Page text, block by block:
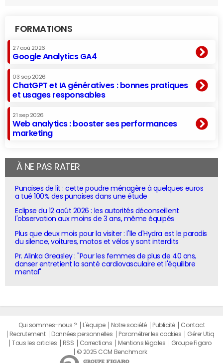
FORMATIONS
27 aoû 2026
Google Analytics GA4
03 sep 2026
ChatGPT et IA génératives : bonnes pratiques
et usages responsables
21 sep 2026
Web analytics : booster ses performances
marketing
À NE PAS RATER
Punaises de lit : cette poudre ménagère à quelques euros
a tué 100% des punaises dans une étude
Eclipse du 12 août 2026 : les autorités déconseillent
l'observation aux moins de 3 ans, même équipés
Plus que deux mois pour la visiter : l'île d'Hydra est le paradis
du silence, voitures, motos et vélos y sont interdits
Pr. Alinka Greasley : "Pour les femmes de plus de 40 ans,
danser entretient la santé cardiovasculaire et l'équilibre
mental"
Qui sommes-nous ? L'équipe Notre société Publicité
Contact
Recrutement
Données personnelles Paramétrer les cookies
Gérer Utiq
Tous les articles
RSS Corrections Mentions légales
Groupe Figaro
© 2025 CCM Benchmark